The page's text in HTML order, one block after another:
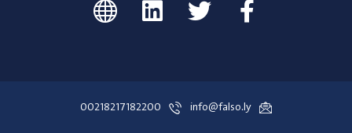
info@falso.ly
00218217182200